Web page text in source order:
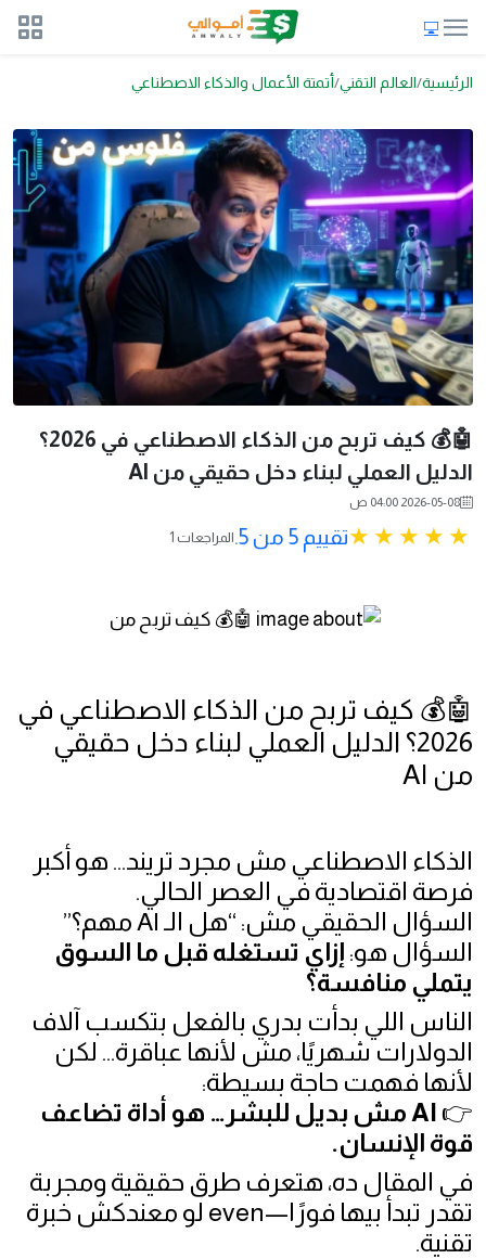
الرئيسية العالم التقني أتمتة الأعمال والذكاء الاصطناعي
🤖💰 كيف تربح من الذكاء الاصطناعي في 2026؟
الدليل العملي لبناء دخل حقيقي من AI
2026-05-08 04:00 ص
تقييم 5 من 5. 1 المراجعات
🤖💰 كيف تربح من الذكاء الاصطناعي في
2026؟ الدليل العملي لبناء دخل حقيقي
من AI
الذكاء الاصطناعي مش مجرد تريند… هو أكبر
فرصة اقتصادية في العصر الحالي.
السؤال الحقيقي مش: “هل الـ AI مهم؟”
السؤال هو: إزاي تستغله قبل ما السوق
يتملي منافسة؟
الناس اللي بدأت بدري بالفعل بتكسب آلاف
الدولارات شهريًا، مش لأنها عباقرة… لكن
لأنها فهمت حاجة بسيطة:
👉
AI مش بديل للبشر… هو أداة تضاعف
قوة الإنسان.
في المقال ده، هتعرف طرق حقيقية ومجربة
تقدر تبدأ بيها فورًا—even لو معندكش خبرة
تقنية.